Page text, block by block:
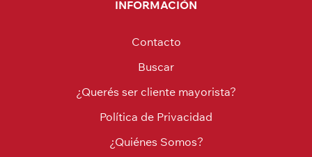
INFORMACIÓN
Contacto
Buscar
¿Querés ser cliente mayorista?
Política de Privacidad
¿Quiénes Somos?